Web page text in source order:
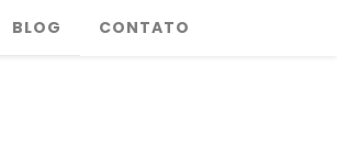
BLOG CONTATO